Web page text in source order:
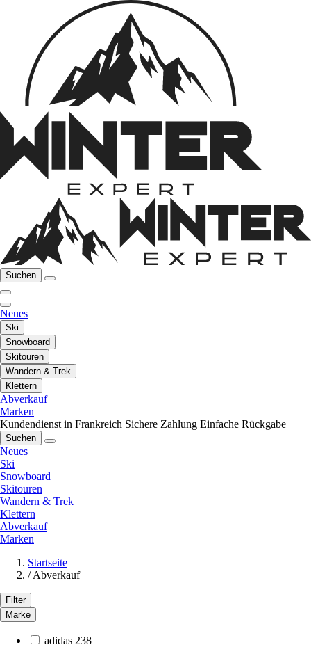
Suchen
Neues
Ski
Snowboard
Skitouren
Wandern & Trek
Klettern
Abverkauf
Marken
Kundendienst in Frankreich Sichere Zahlung Einfache Rückgabe
Suchen
Neues
Ski
Snowboard
Skitouren
Wandern & Trek
Klettern
Abverkauf
Marken
Startseite
/ Abverkauf
Filter
Marke
adidas 238